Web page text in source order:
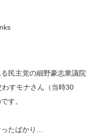
民主党の細野豪志衆議院
すモナさん（当時30
す。
ったばかり…